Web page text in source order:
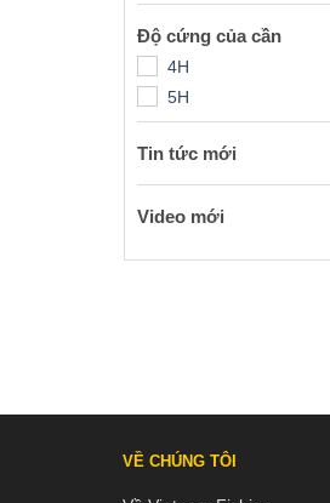
Độ cứng của cần
4H
5H
Tin tức mới
Video mới
03/12/2023
hạng55
sao
Đọc thêm
VỀ CHÚNG TÔI